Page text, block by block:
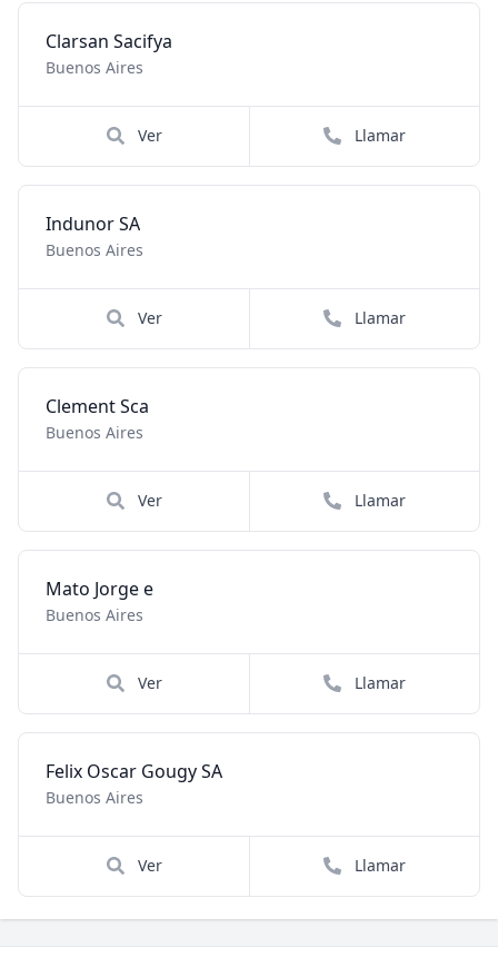
Clarsan Sacifya
Buenos Aires
Ver Llamar
Indunor SA
Buenos Aires
Ver Llamar
Clement Sca
Buenos Aires
Ver Llamar
Mato Jorge e
Buenos Aires
Ver Llamar
Felix Oscar Gougy SA
Buenos Aires
Ver Llamar